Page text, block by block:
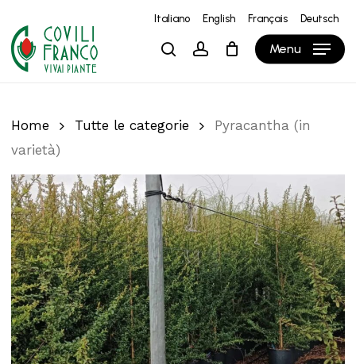
main
content
Italiano English Français Deutsch
searchaccount Menu
Carrello Close
Cart
Home Tutte le categorie
Pyracantha (in
varietà)